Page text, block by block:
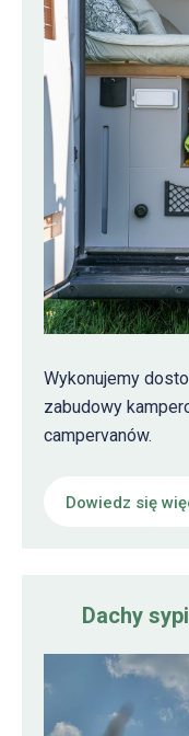
Wykonujemy
zabudowy
campervanów.
Dowiedz się
Dachy